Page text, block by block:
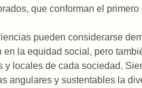
que conforman el
pueden considerarse
en la equidad social, pero
y locales de cada sociedad.
angulares y sustentables la